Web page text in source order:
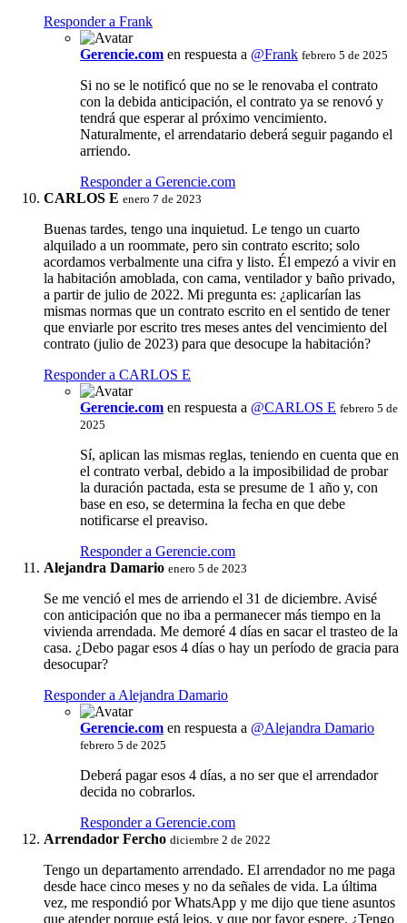
Responder a Frank
Gerencie.com en respuesta a @Frank febrero 5 de 2025
Si no se le notificó que no se le renovaba el contrato
con la debida anticipación, el contrato ya se renovó y
tendrá que esperar al próximo vencimiento.
Naturalmente, el arrendatario deberá seguir pagando el
arriendo.
Responder a Gerencie.com
CARLOS E enero 7 de 2023
Buenas tardes, tengo una inquietud. Le tengo un cuarto
alquilado a un roommate, pero sin contrato escrito; solo
acordamos verbalmente una cifra y listo. Él empezó a vivir en
la habitación amoblada, con cama, ventilador y baño privado,
a partir de julio de 2022. Mi pregunta es: ¿aplicarían las
mismas normas que un contrato escrito en el sentido de tener
que enviarle por escrito tres meses antes del vencimiento del
contrato (julio de 2023) para que desocupe la habitación?
Responder a CARLOS E
Gerencie.com en respuesta a @CARLOS E febrero 5 de
2025
Sí, aplican las mismas reglas, teniendo en cuenta que en
el contrato verbal, debido a la imposibilidad de probar
la duración pactada, esta se presume de 1 año y, con
base en eso, se determina la fecha en que debe
notificarse el preaviso.
Responder a Gerencie.com
Alejandra Damario enero 5 de 2023
Se me venció el mes de arriendo el 31 de diciembre. Avisé
con anticipación que no iba a permanecer más tiempo en la
vivienda arrendada. Me demoré 4 días en sacar el trasteo de la
casa. ¿Debo pagar esos 4 días o hay un período de gracia para
desocupar?
Responder a Alejandra Damario
Gerencie.com en respuesta a @Alejandra Damario
febrero 5 de 2025
Deberá pagar esos 4 días, a no ser que el arrendador
decida no cobrarlos.
Responder a Gerencie.com
Arrendador Fercho diciembre 2 de 2022
Tengo un departamento arrendado. El arrendador no me paga
desde hace cinco meses y no da señales de vida. La última
vez, me respondió por WhatsApp y me dijo que tiene asuntos
que atender porque está lejos, y que por favor espere. ¿Tengo